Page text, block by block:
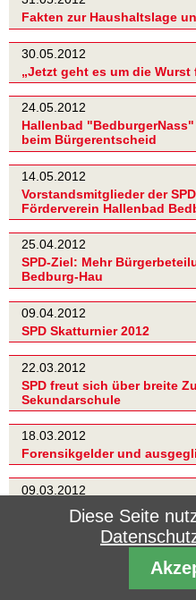
Fakten zur Haushaltslage
30.05.2012
„Jetzt geht es um die
24.05.2012
Hallenbad
beim Bürgerentscheid
14.05.2012
Vorstandsmitglieder der
Förderverein Hallenbad
25.04.2012
SPD-Ziel: Mehr
Bedburg-Hau
09.04.2012
SPD Skatturnier 2012
22.03.2012
SPD freut sich über breite
Sekundarschule
18.03.2012
Forensikgelder und
09.03.2012
Karin Wilhelm führt jetzt die
Jahreshauptversammlung
Diese Seite